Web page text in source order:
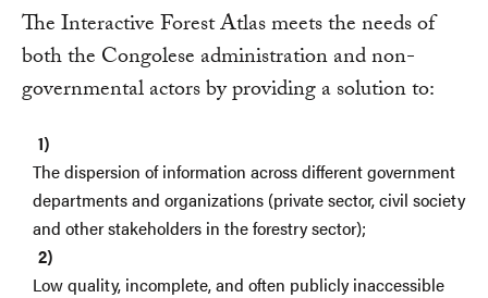
The Interactive Forest Atlas meets the needs of
both the Congolese administration and non-
governmental actors by providing a solution to:
The dispersion of information across different government
departments and organizations (private sector, civil society
and other stakeholders in the forestry sector);
Low quality, incomplete, and often publicly inaccessible